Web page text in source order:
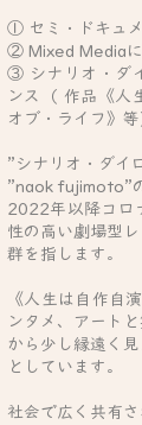
① セミ・ドキュ
② Mixed Mediaに
③ シナリオ・ダ
ンス
（ 作品《人
オブ・ライフ》等
”シナリオ・ダイ
”naok fujimoto”
2022年以降コロ
性の高い劇場型
群を指します。
《人生は自作自
ンタメ、アート
から少し縁遠く
としています。
社会で広く共有